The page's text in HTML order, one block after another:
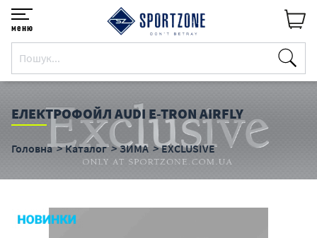
меню
ЕЛЕКТРОФОЙЛ AUDI E-TRON AIRFLY
Головна Каталог ЗИМА EXCLUSIVE